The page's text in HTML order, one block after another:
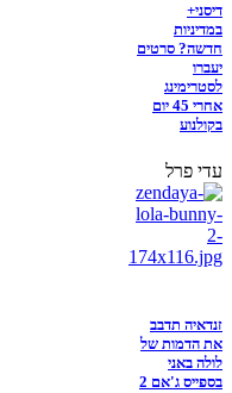
דיסני+
במדיניות
חדשה? סרטים
יעברו
לסטרימינג
אחרי 45 יום
בקולנוע
עדי פרל
זנדאיה תדבב
את הדמות של
לולה באני
בספייס ג'אם 2